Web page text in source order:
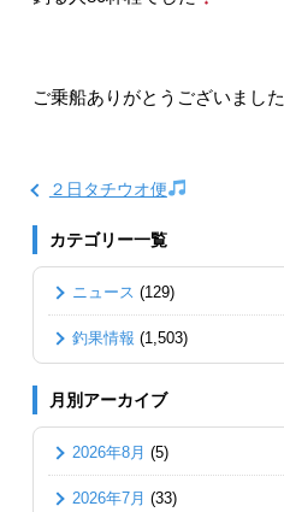
ご乗船ありがとうございました
２日タチウオ便
カテゴリー一覧
ニュース (129)
釣果情報 (1,503)
月別アーカイブ
2026年8月 (5)
2026年7月 (33)